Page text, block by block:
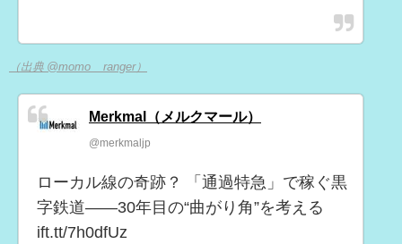
（出典 @momo__ranger）
Merkmal（メルクマール）
@merkmaljp
ローカル線の奇跡？ 「通過特急」で稼ぐ黒
字鉄道――30年目の“曲がり角”を考える
ift.tt/7h0dfUz